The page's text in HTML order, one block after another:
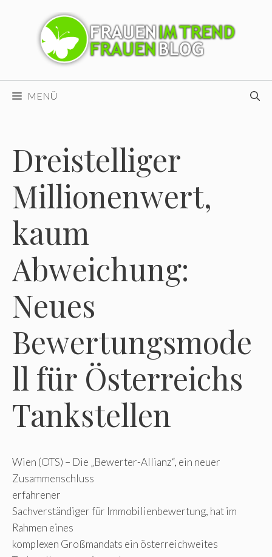
MENÜ
Dreistelliger
Millionenwert,
kaum
Abweichung:
Neues
Bewertungsmode
ll für Österreichs
Tankstellen
Wien (OTS) – Die „Bewerter-Allianz“, ein neuer
Zusammenschluss
erfahrener
Sachverständiger für Immobilienbewertung, hat im
Rahmen eines
komplexen Großmandats ein österreichweites